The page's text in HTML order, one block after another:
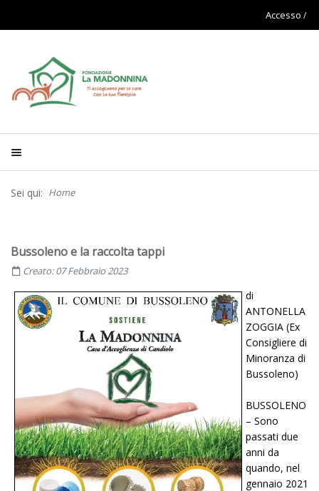
Accesso
Sei qui: Home
Bussoleno e la raccolta tappi
Creato: 07 Febbraio 2023
di
ANTONELLA
ZOGGIA (Ex
Consigliere di
Minoranza di
Bussoleno)
BUSSOLENO
– Sono
passati due
anni da
quando, nel
gennaio 2021